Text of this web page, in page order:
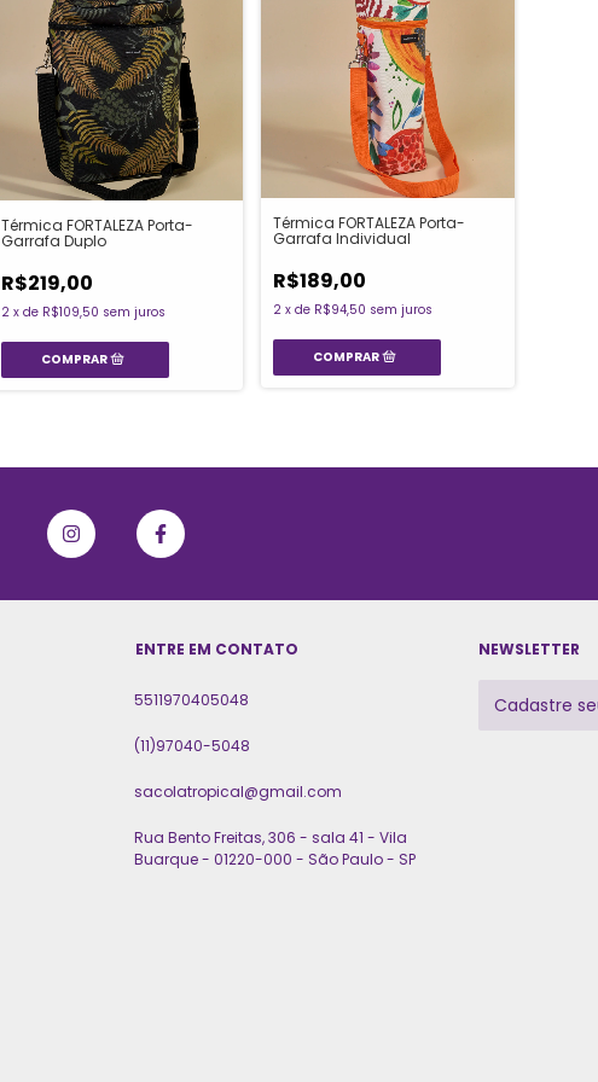
Térmica FORTALEZA Porta-
Garrafa Duplo
R$219,00
2 x de R$109,50 sem juros
Térmica FORTALEZA Porta-
Garrafa Individual
R$189,00
2 x de R$94,50 sem juros
ENTRE EM CONTATO
5511970405048
(11)97040-5048
sacolatropical@gmail.com
Rua Bento Freitas, 306 - sala 41 - Vila
Buarque - 01220-000 - São Paulo - SP
NEWSLETTER